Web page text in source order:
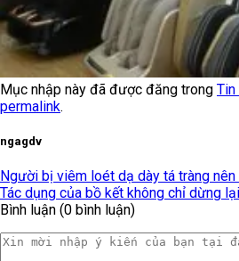
Mục nhập này đã được đăng trong
permalink.
ngagdv
Người bị viêm loét dạ dày tá tràng nên
Tác dụng của bồ kết không chỉ dừng
Bình luận (0 bình luận)